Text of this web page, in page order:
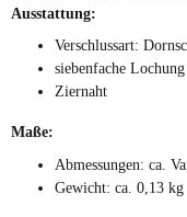
Ausstattung:
Verschlussart:
siebenfache Lochung
Ziernaht
Maße:
Abmessungen: ca.
Gewicht: ca. 0,13 kg